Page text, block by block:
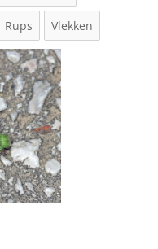
Rups Vlekken